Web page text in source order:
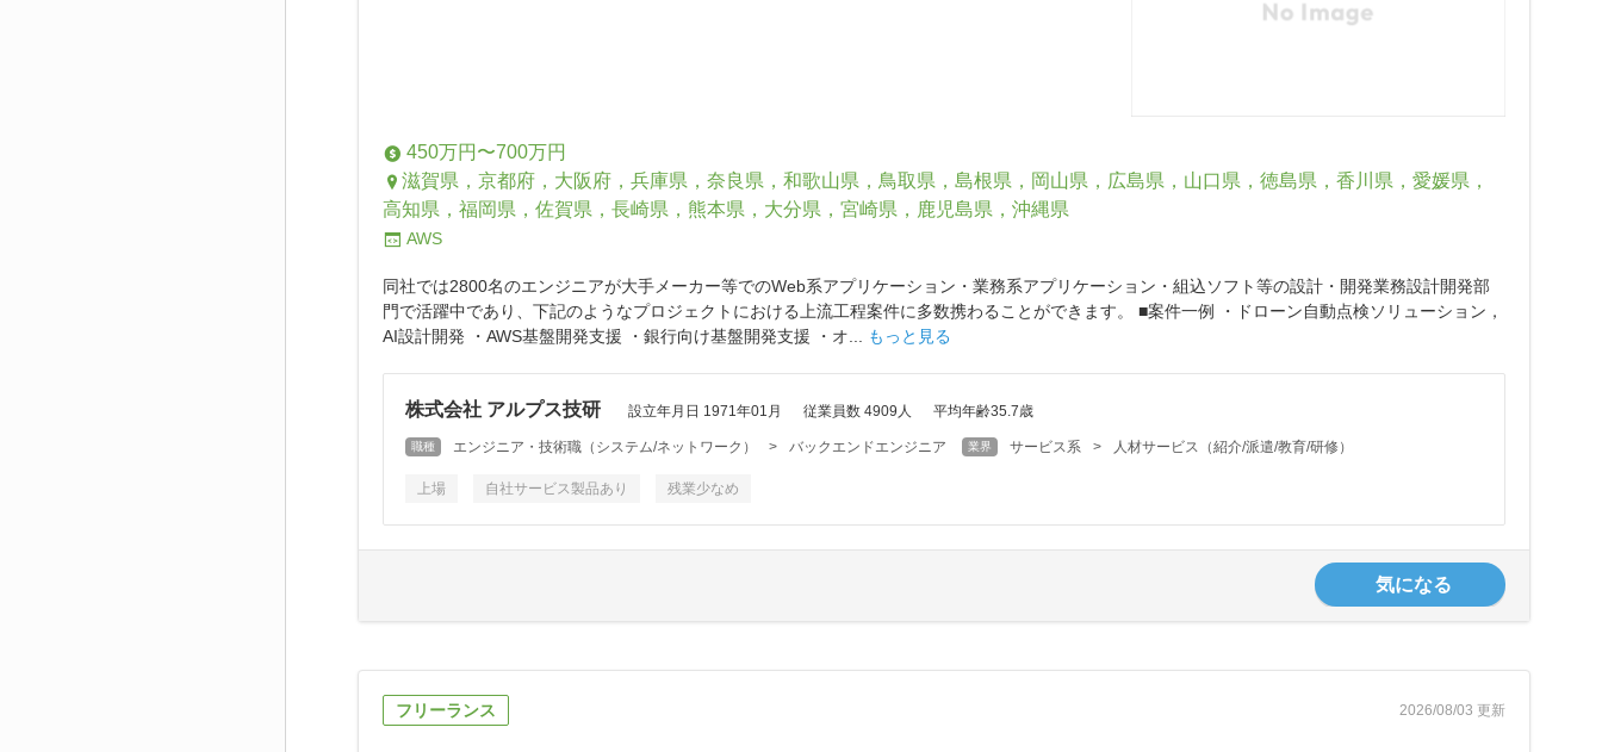
450万円〜700万円
滋賀県，京都府，大阪府，兵庫県，奈良県，和歌山県，鳥取県，島根県，岡山県，広島県，山口県，徳島県，香川県，愛媛県，
高知県，福岡県，佐賀県，長崎県，熊本県，大分県，宮崎県，鹿児島県，沖縄県
AWS
同社では2800名のエンジニアが大手メーカー等でのWeb系アプリケーション・業務系アプリケーション・組込ソフト等の設計・開発業務設計開発部
門で活躍中であり、下記のようなプロジェクトにおける上流工程案件に多数携わることができます。 ■案件一例 ・ドローン自動点検ソリューション，
AI設計開発 ・AWS基盤開発支援 ・銀行向け基盤開発支援 ・オ...
もっと見る
株式会社 アルプス技研 設立年月日 1971年01月 従業員数 4909人 平均年齢35.7歳
職種 エンジニア・技術職（システム/ネットワーク） > バックエンドエンジニア 業界 サービス系 > 人材サービス（紹介/派遣/教育/研修）
上場 自社サービス製品あり 残業少なめ
気になる
フリーランス 2026/08/03 更新